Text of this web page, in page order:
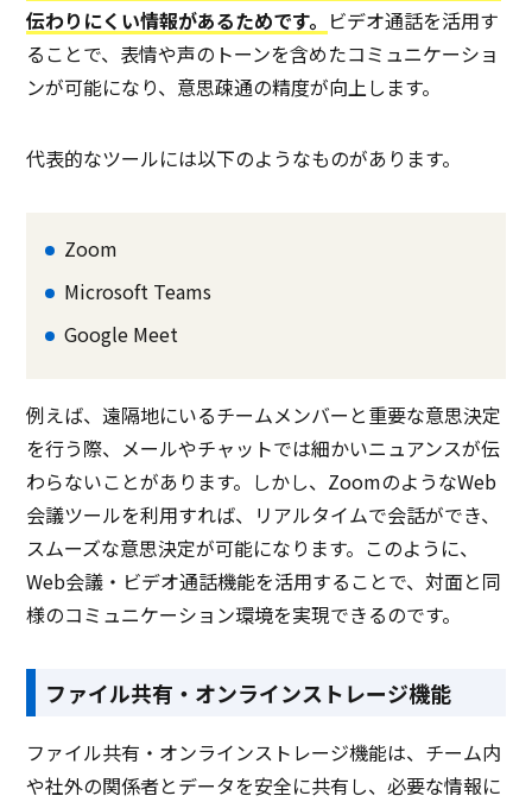
伝わりにくい情報があるためです。 ビデオ通話を活用す
ることで、表情や声のトーンを含めたコミュニケーショ
ンが可能になり、意思疎通の精度が向上します。
代表的なツールには以下のようなものがあります。
Zoom
Microsoft Teams
Google Meet
例えば、遠隔地にいるチームメンバーと重要な意思決定
を行う際、メールやチャットでは細かいニュアンスが伝
わらないことがあります。しかし、ZoomのようなWeb
会議ツールを利用すれば、リアルタイムで会話ができ、
スムーズな意思決定が可能になります。このように、
Web会議・ビデオ通話機能を活用することで、対面と同
様のコミュニケーション環境を実現できるのです。
ファイル共有・オンラインストレージ機能
ファイル共有・オンラインストレージ機能は、チーム内
や社外の関係者とデータを安全に共有し、必要な情報に